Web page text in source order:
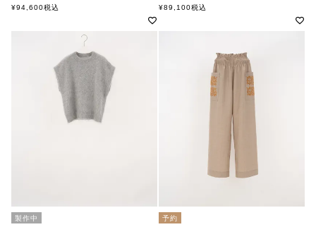
soutiencollar(ステンカラー)
¥94,600税込
soutiencollar（ステンカラー）
¥89,100税込
製作中
予約